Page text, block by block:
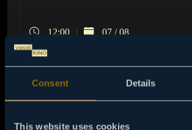
Consent Details
This website uses cookies
12:00 07 / 08
STJUART LITL 2
šarmantnom sitnom heroju Stjuartu.
putuje kroz grad kako bi spasao novog